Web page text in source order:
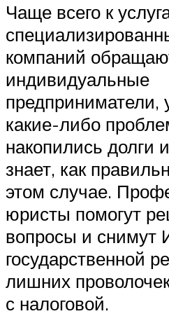
Чаще всего к
компаний
индивидуальные
предприниматели,
какие-либо
накопились долги
знает, как
этом случае.
юристы помогут
вопросы и снимут
государственной
лишних
с налоговой.